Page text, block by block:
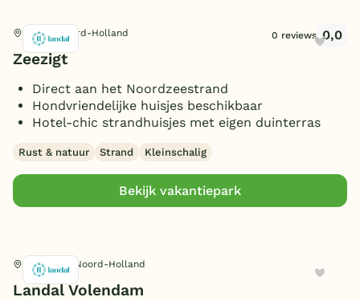
Petten, Noord-Holland 0 reviews 0,0
Zeezigt
Direct aan het Noordzeestrand
Hondvriendelijke huisjes beschikbaar
Hotel-chic strandhuisjes met eigen duinterras
Rust & natuur Strand Kleinschalig
Bekijk vakantiepark
Volendam, Noord-Holland
Landal Volendam